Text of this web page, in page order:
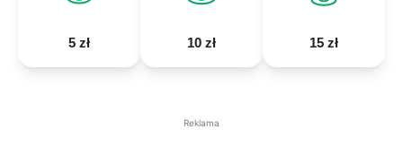
5 zł 10 zł 15 zł
Reklama